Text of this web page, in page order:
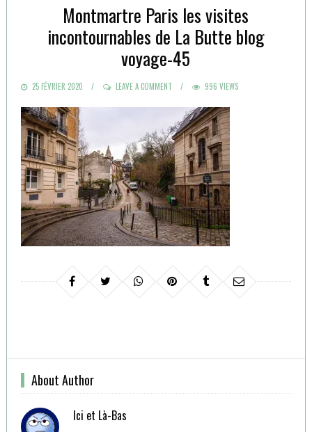
Montmartre Paris les visites
incontournables de La Butte blog
voyage-45
POSTED
25 FÉVRIER 2020 LEAVE A COMMENT 996 VIEWS
About Author
Ici et Là-Bas